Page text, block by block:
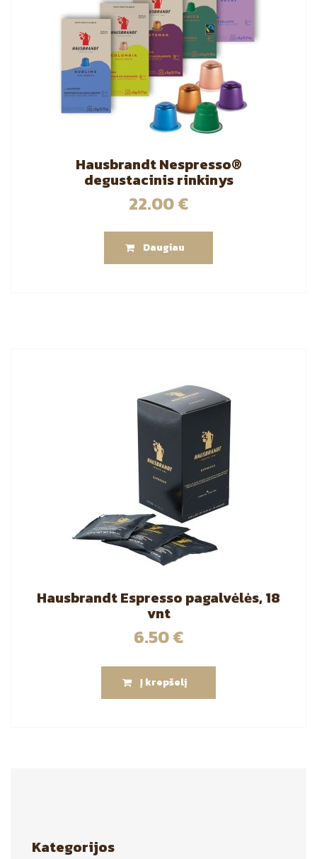
Hausbrandt Nespresso®
degustacinis rinkinys
22.00€
Daugiau
Hausbrandt Espresso pagalvėlės, 18
vnt
6.50€
Į krepšelį
Kategorijos